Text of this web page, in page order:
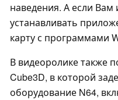
наведения. А если
устанавливать
карту с программами
В видеоролике также
Cube3D, в которой
оборудование N64,